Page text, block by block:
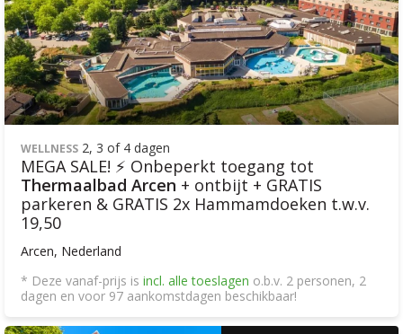
WELLNESS 2, 3 of 4 dagen
MEGA SALE! ⚡ Onbeperkt toegang tot
Thermaalbad Arcen + ontbijt + GRATIS
parkeren & GRATIS 2x Hammamdoeken t.w.v.
19,50
Arcen, Nederland
* Deze vanaf-prijs is incl. alle toeslagen o.b.v. 2 personen, 2
dagen en voor 97 aankomstdagen beschikbaar!